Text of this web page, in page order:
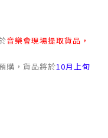
音樂會現場提取貨品 ，
購，貨品將於10月上旬